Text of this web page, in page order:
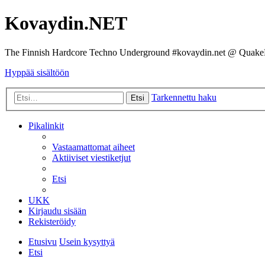
Kovaydin.NET
The Finnish Hardcore Techno Underground #kovaydin.net @
Hyppää sisältöön
Etsi Tarkennettu haku
Pikalinkit
Vastaamattomat aiheet
Aktiiviset viestiketjut
Etsi
UKK
Kirjaudu sisään
Rekisteröidy
Etusivu Usein kysyttyä
Etsi